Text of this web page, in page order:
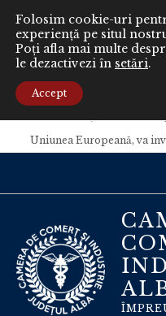
Conținutul acestui material
oficială a Uniunii
Uniunea Europeană, va
Folosim cookie-uri
experiență pe situl
Poți afla mai multe
le dezactivezi în setări.
Accept